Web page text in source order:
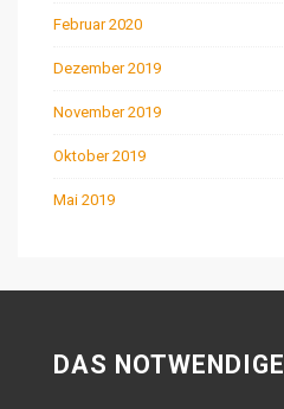
Februar 2020
Dezember 2019
November 2019
Oktober 2019
Mai 2019
DAS NOTWENDIGE